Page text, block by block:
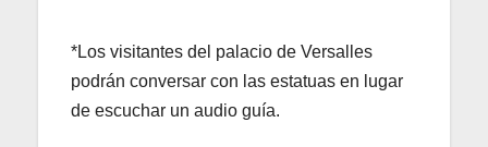
*Los visitantes del palacio de Versalles
podrán conversar con las estatuas en lugar
de escuchar un audio guía.